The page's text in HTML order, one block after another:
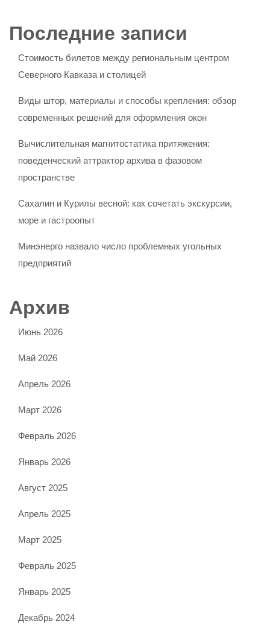
Последние записи
Стоимость билетов между региональным центром
Северного Кавказа и столицей
Виды штор, материалы и способы крепления: обзор
современных решений для оформления окон
Вычислительная магнитостатика притяжения:
поведенческий аттрактор архива в фазовом
пространстве
Сахалин и Курилы весной: как сочетать экскурсии,
море и гастроопыт
Минэнерго назвало число проблемных угольных
предприятий
Архив
Июнь 2026
Май 2026
Апрель 2026
Март 2026
Февраль 2026
Январь 2026
Август 2025
Апрель 2025
Март 2025
Февраль 2025
Январь 2025
Декабрь 2024